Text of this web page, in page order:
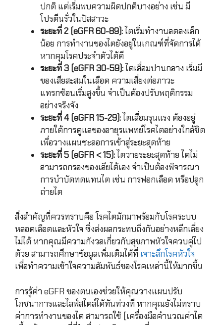
ปกติ แต่เริ่มพบความผิดปกติบางอย่าง เช่น มี
โปรตีนรั่วในปัสสาวะ
ระยะที่ 2 (eGFR 60-89): ไตเริ่มทำงานลดลงเล็ก
น้อย การทำงานของไตยังอยู่ในเกณฑ์ที่จัดการได้
หากคุมโรคประจำตัวได้ดี
ระยะที่ 3 (eGFR 30-59): ไตเสื่อมปานกลาง เริ่มมี
ของเสียสะสมในเลือด ความเสี่ยงต่อภาวะ
แทรกซ้อนเริ่มสูงขึ้น จำเป็นต้องปรับพฤติกรรม
อย่างจริงจัง
ระยะที่ 4 (eGFR 15-29): ไตเสื่อมรุนแรง ต้องอยู่
ภายใต้การดูแลของอายุรแพทย์โรคไตอย่างใกล้ชิด
เพื่อวางแผนชะลอการเข้าสู่ระยะสุดท้าย
ระยะที่ 5 (eGFR < 15): ไตวายระยะสุดท้าย ไตไม่
สามารถกรองของเสียได้เอง จำเป็นต้องพิจารณา
การบำบัดทดแทนไต เช่น การฟอกเลือด หรือปลูก
ถ่ายไต
สิ่งสำคัญที่ควรทราบคือ โรคไตมักมาพร้อมกับโรคระบบ
หลอดเลือดและหัวใจ ซึ่งส่งผลกระทบถึงกันอย่างหลีกเลี่ยง
ไม่ได้ หากคุณมีความกังวลเกี่ยวกับสุขภาพหัวใจควบคู่ไป
ด้วย สามารถศึกษาข้อมูลเพิ่มเติมได้ที่ เจาะลึกโรคหัวใจ
เพื่อทำความเข้าใจความสัมพันธ์ของโรคเหล่านี้ให้มากขึ้น
การรู้ค่า eGFR ของตนเองช่วยให้คุณวางแผนปรับ
โภชนาการและไลฟ์สไตล์ได้ทันท่วงที หากคุณยังไม่ทราบ
ค่าการทำงานของไต สามารถใช้ [เครื่องมือคำนวณค่าไต